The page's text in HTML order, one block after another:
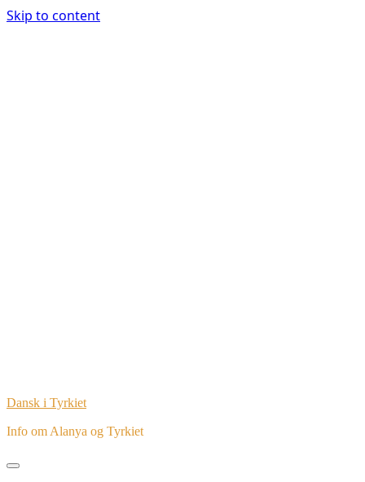
Skip to content
Dansk i Tyrkiet
Info om Alanya og Tyrkiet